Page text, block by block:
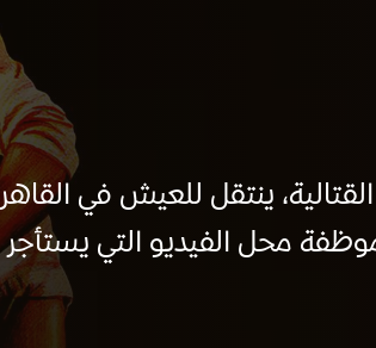
ينتقل للعيش في
محل الفيديو التي